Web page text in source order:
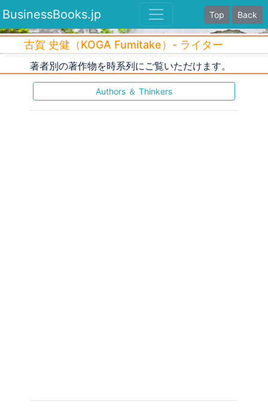
BusinessBooks.jp Top Back
古賀 史健（KOGA Fumitake）- ライター
著者別の著作物を時系列にご覧いただけます。
Authors ＆ Thinkers